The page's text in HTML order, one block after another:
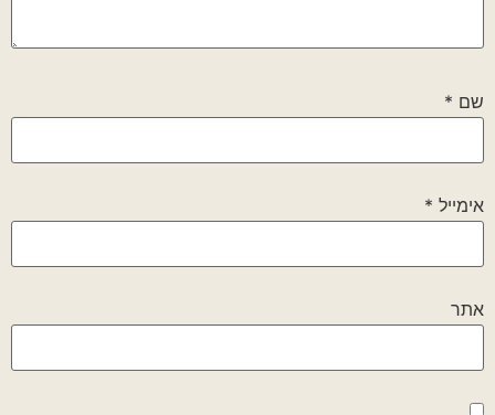
שם *
אימייל *
אתר